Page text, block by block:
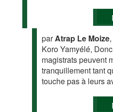
parAtrap Le Moize
Koro Yamyélé,
magistrats peuvent
tranquillement tant
touche pas à leurs